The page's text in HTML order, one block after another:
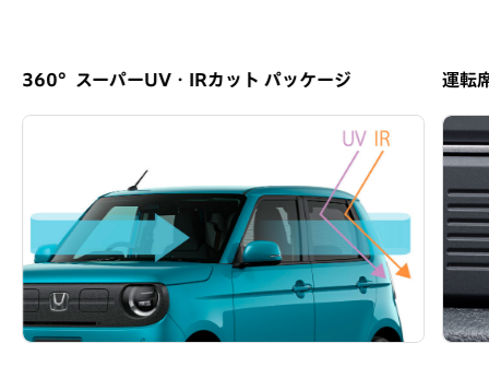
360°スーパーUV・IRカット パッケージ 運転